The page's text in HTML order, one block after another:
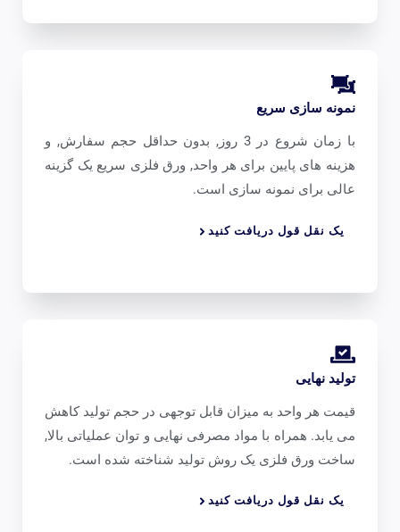
نمونه سازی سریع
با زمان شروع در 3 روز, بدون حداقل حجم سفارش, و
هزینه های پایین برای هر واحد, ورق فلزی سریع یک گزینه
عالی برای نمونه سازی است.
یک نقل قول دریافت کنید
تولید نهایی
قیمت هر واحد به میزان قابل توجهی در حجم تولید کاهش
می یابد. همراه با مواد مصرفی نهایی و توان عملیاتی بالا,
ساخت ورق فلزی یک روش تولید شناخته شده است.
یک نقل قول دریافت کنید